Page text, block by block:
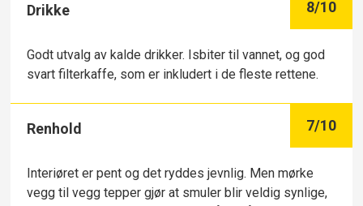
Drikke 8/10
Godt utvalg av kalde drikker. Isbiter til vannet, og god
svart filterkaffe, som er inkludert i de fleste rettene.
Renhold 7/10
Interiøret er pent og det ryddes jevnlig. Men mørke
vegg til vegg tepper gjør at smuler blir veldig synlige,